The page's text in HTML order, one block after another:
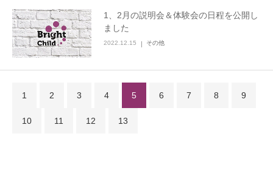
1、2月の説明会＆体験会の日程を公開し
ました
2022.12.15 その他
1 2 3 4 5 6 7 8 9
10 11 12 13